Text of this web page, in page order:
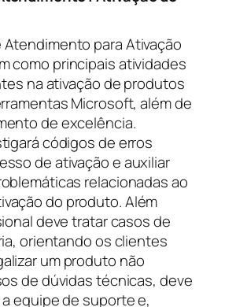
para Ativação
como principais atividades
na ativação de produtos
Microsoft, além de
de excelência.
códigos de erros
de ativação e auxiliar
relacionadas ao
do produto. Além
deve tratar casos de
orientando os clientes
um produto não
de dúvidas técnicas, deve
equipe de suporte e,